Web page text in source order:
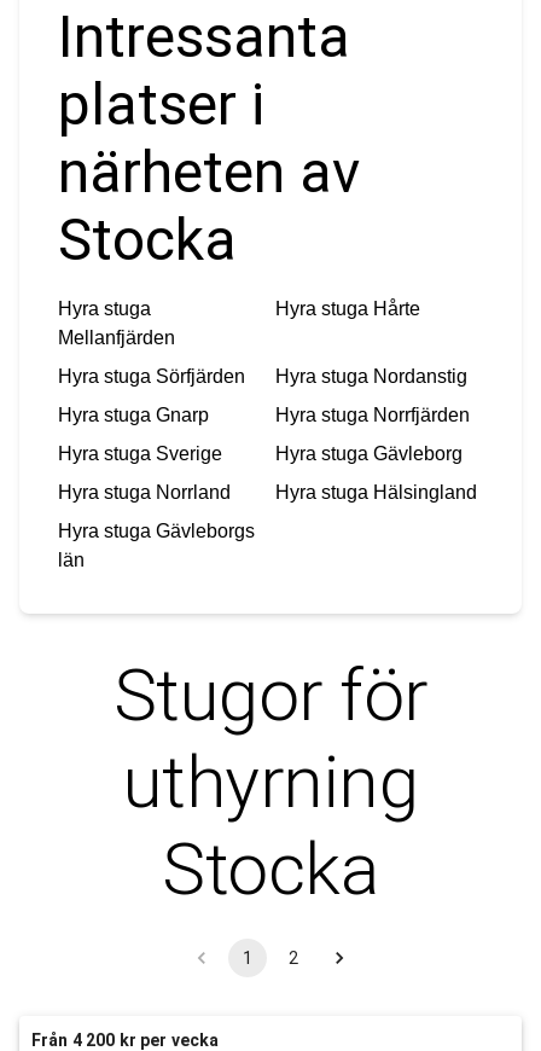
Intressanta
platser i
närheten av
Stocka
Hyra stuga
Mellanfjärden
Hyra stuga Hårte
Hyra stuga Sörfjärden Hyra stuga Nordanstig
Hyra stuga Gnarp Hyra stuga Norrfjärden
Hyra stuga Sverige Hyra stuga Gävleborg
Hyra stuga Norrland Hyra stuga Hälsingland
Hyra stuga Gävleborgs
län
Stugor för
uthyrning
Stocka
1 2
Från 4 200 kr per vecka